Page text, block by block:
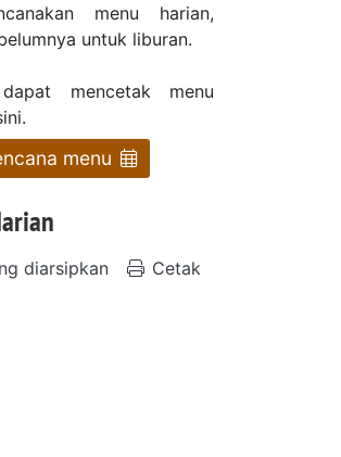
menu harian,
untuk liburan.
mencetak menu
menu
diarsipkan Cetak